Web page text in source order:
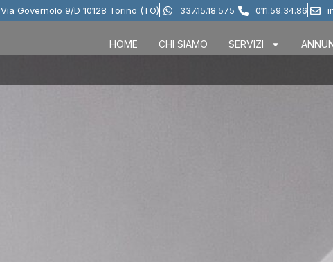
Via Governolo 9/D 10128 Torino (TO) 337.15.18.575 011.59.34.86
HOME CHI SIAMO SERVIZI